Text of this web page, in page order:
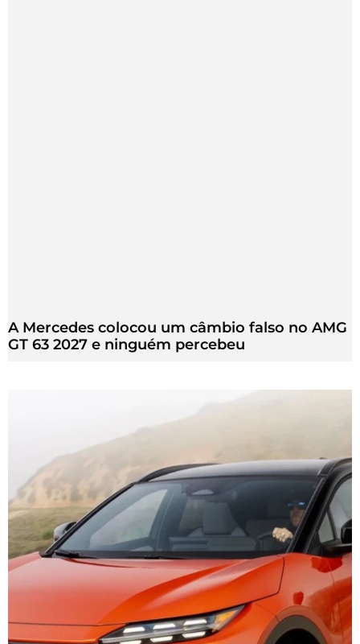
A Mercedes colocou um câmbio falso no AMG
GT 63 2027 e ninguém percebeu